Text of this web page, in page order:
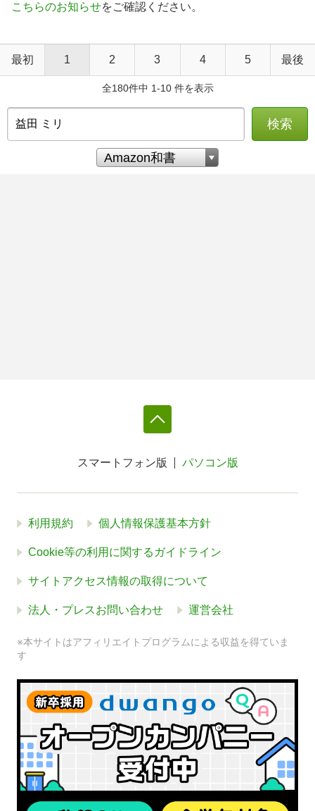
こちらのお知らせをご確認ください。
最初 1 2 3 4 5 最後
全180件中 1-10 件を表示
検索
スマートフォン版 パソコン版
利用規約 個人情報保護基本方針
Cookie等の利用に関するガイドライン
サイトアクセス情報の取得について
法人・プレスお問い合わせ 運営会社
※本サイトはアフィリエイトプログラムによる収益を得ていま
す